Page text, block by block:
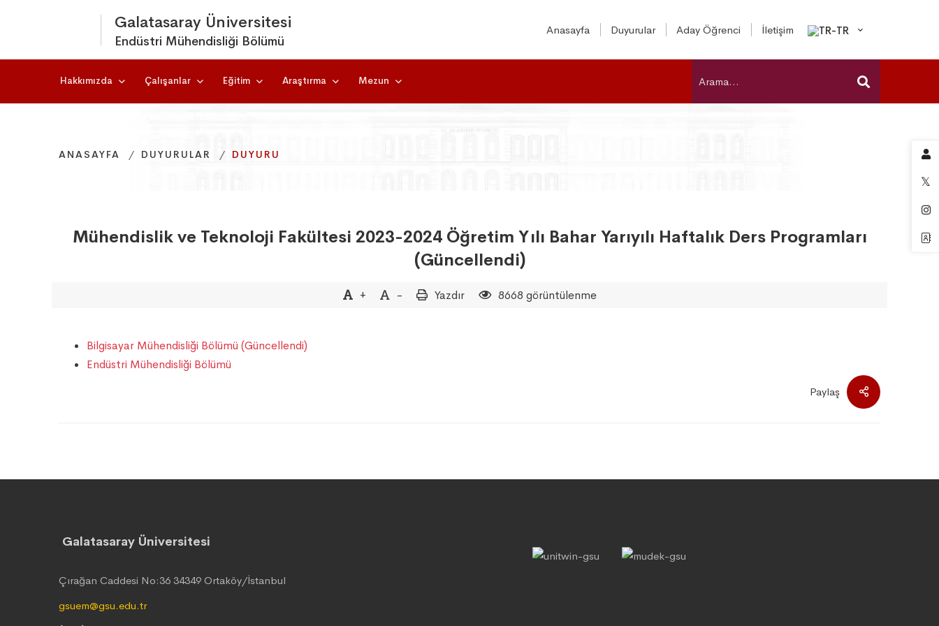
Galatasaray Üniversitesi
Endüstri Mühendisliği Bölümü
Anasayfa Duyurular Aday Öğrenci İletişim
Hakkımızda Çalışanlar Eğitim Araştırma Mezun
ANASAYFA DUYURULAR DUYURU
ANASAYFA DUYURULAR DUYURU
ANASAYFA DUYURULAR DUYURU
Mühendislik ve Teknoloji Fakültesi 2023-2024 Öğretim Yılı Bahar Yarıyılı Haftalık Ders Programları
(Güncellendi)
+ - Yazdır 8668 görüntülenme
Bilgisayar Mühendisliği Bölümü (Güncellendi)
Endüstri Mühendisliği Bölümü
Paylaş
Galatasaray Üniversitesi
Çırağan Caddesi No:36 34349 Ortaköy/İstanbul
gsuem@gsu.edu.tr